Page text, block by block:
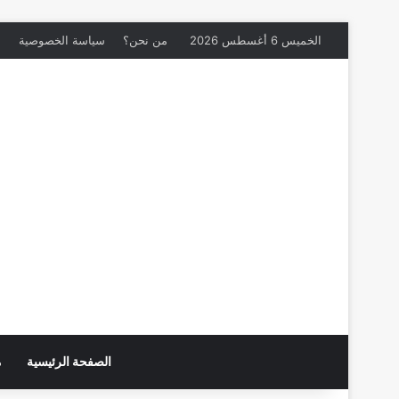
الخميس 6 أغسطس 2026 من نحن؟ سياسة الخصوصية
الصفحة الرئيسية